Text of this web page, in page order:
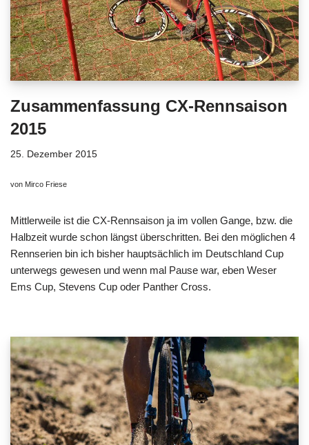
Zusammenfassung CX-Rennsaison
2015
25. Dezember 2015
von Mirco Friese
Mittlerweile ist die CX-Rennsaison ja im vollen Gange, bzw. die
Halbzeit wurde schon längst überschritten. Bei den möglichen 4
Rennserien bin ich bisher hauptsächlich im Deutschland Cup
unterwegs gewesen und wenn mal Pause war, eben Weser
Ems Cup, Stevens Cup oder Panther Cross.